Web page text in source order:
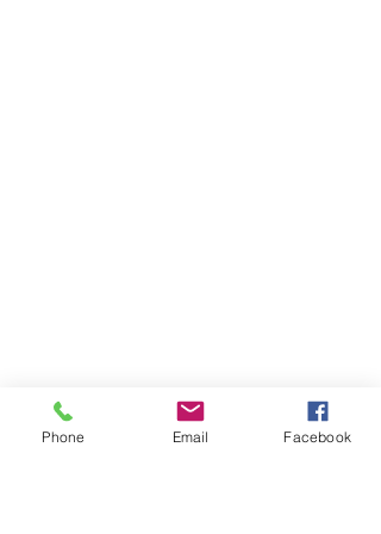
Phone Email Facebook